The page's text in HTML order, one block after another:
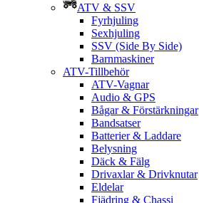
ATV & SSV
Fyrhjuling
Sexhjuling
SSV (Side By Side)
Barnmaskiner
ATV-Tillbehör
ATV-Vagnar
Audio & GPS
Bågar & Förstärkningar
Bandsatser
Batterier & Laddare
Belysning
Däck & Fälg
Drivaxlar & Drivknutar
Eldelar
Fjädring & Chassi